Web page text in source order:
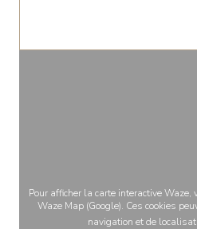
Pour afficher la carte interactive Waze,
Waze Map (Google). Ces cookies
navigation et de